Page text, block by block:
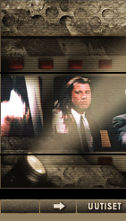
Hyppää pääsisältöön